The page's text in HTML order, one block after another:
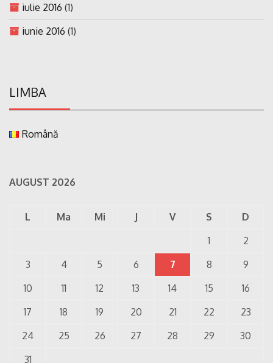
iulie 2016 (1)
iunie 2016 (1)
LIMBA
Română
AUGUST 2026
L Ma Mi J V S
D
1
2
3
4 5 6 7 8
9
10
11 12 13 14 15
16
17
18 19 20 21 22
23
24
25 26 27 28 29
30
31